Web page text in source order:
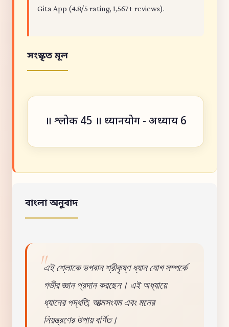
Gita App (4.8/5 rating, 1,567+ reviews).
সংস্কৃত মূল
॥ श्लोक 45 ॥ ध्यानयोग - अध्याय 6
বাংলা অনুবাদ
এই শ্লোকে ভগবান শ্রীকৃষ্ণ ধ্যান যোগ সম্পর্কে
গভীর জ্ঞান প্রদান করছেন। এই অধ্যায়ে
ধ্যানের পদ্ধতি, আত্মসংযম এবং মনের
নিয়ন্ত্রণের উপায় বর্ণিত।